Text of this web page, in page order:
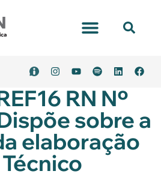
RN Nº
sobre a
elaboração